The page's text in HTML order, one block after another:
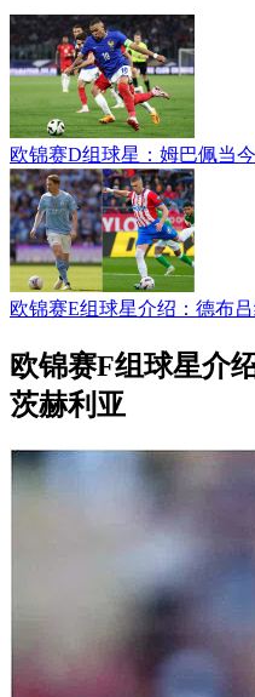
欧锦赛D组球星：姆巴佩当
欧锦赛E组球星介绍：德布
欧锦赛F组球星介
茨赫利亚